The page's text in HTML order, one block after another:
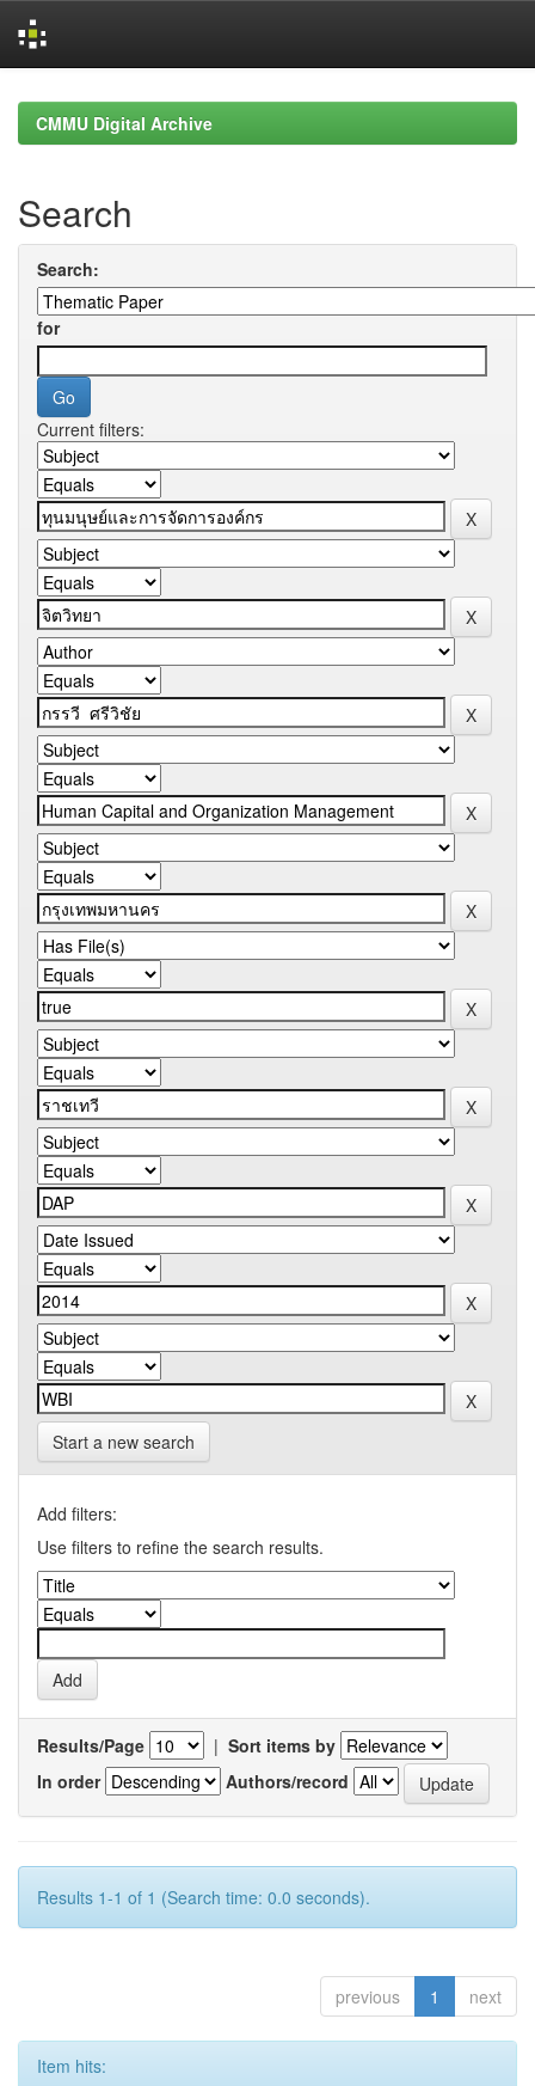
navigationCMMU Digital Archive
Search
Search:
for
Current filters:
Start a new search
Add filters:
Use filters to refine the search results.
Results/Page | Sort items by
In order
Authors/record
Results 1-1 of 1 (Search time: 0.0 seconds).
previous 1 next
Item hits: